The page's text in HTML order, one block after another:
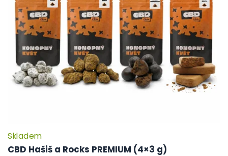
CBD Hašiš a Rocks PREMIUM (4×3 g)
Skladem